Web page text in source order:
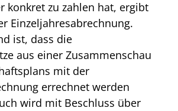
konkret zu zahlen hat, ergibt
Einzeljahresabrechnung.
ist, dass die
aus einer Zusammenschau
mit der
errechnet werden
wird mit Beschluss über